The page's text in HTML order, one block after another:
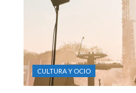
CULTURA Y OCIO